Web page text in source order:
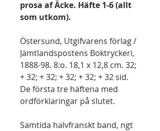
prosa af Äcke. Häfte 1-6 (allt
som utkom).
Östersund, Utgifvarens förlag /
Jämtlandspostens Boktryckeri,
1888-98. 8:o. 18,1 x 12,8 cm. 32;
+ 32; + 32; + 32; + 32; + 32 sid.
De första tre häftena med
ordförklaringar på slutet.
Samtida halvfranskt band, ngt